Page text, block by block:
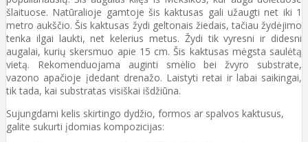
šlaituose. Natūralioje gamtoje šis kaktusas gali užaugti net iki 1
metro aukščio. Šis kaktusas žydi geltonais žiedais, tačiau žydėjimo
tenka ilgai laukti, net kelerius metus. Žydi tik vyresni ir didesni
augalai, kurių skersmuo apie 15 cm. Šis kaktusas mėgsta saulėtą
vietą. Rekomenduojama auginti smėlio bei žvyro substrate,
vazono apačioje įdedant drenažo. Laistyti retai ir labai saikingai,
tik tada, kai substratas visiškai išdžiūna.
Sujungdami kelis skirtingo dydžio, formos ar spalvos kaktusus,
galite sukurti įdomias kompozicijas: